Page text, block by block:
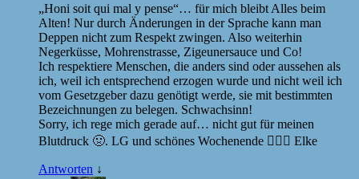
„Honi soit qui mal y pense“… für mich bleibt Alles beim
Alten! Nur durch Änderungen in der Sprache kann man
Deppen nicht zum Respekt zwingen. Also weiterhin
Negerküsse, Mohrenstrasse, Zigeunersauce und Co!
Ich respektiere Menschen, die anders sind oder aussehen als
ich, weil ich entsprechend erzogen wurde und nicht weil ich
vom Gesetzgeber dazu genötigt werde, sie mit bestimmten
Bezeichnungen zu belegen. Schwachsinn!
Sorry, ich rege mich gerade auf… nicht gut für meinen
Blutdruck 🤢. LG und schönes Wochenende 🙋🏼‍♀️ Elke
Antworten ↓